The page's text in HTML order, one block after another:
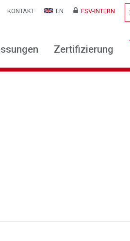
KONTAKT EN FSV-INTERN
Zertifizierung